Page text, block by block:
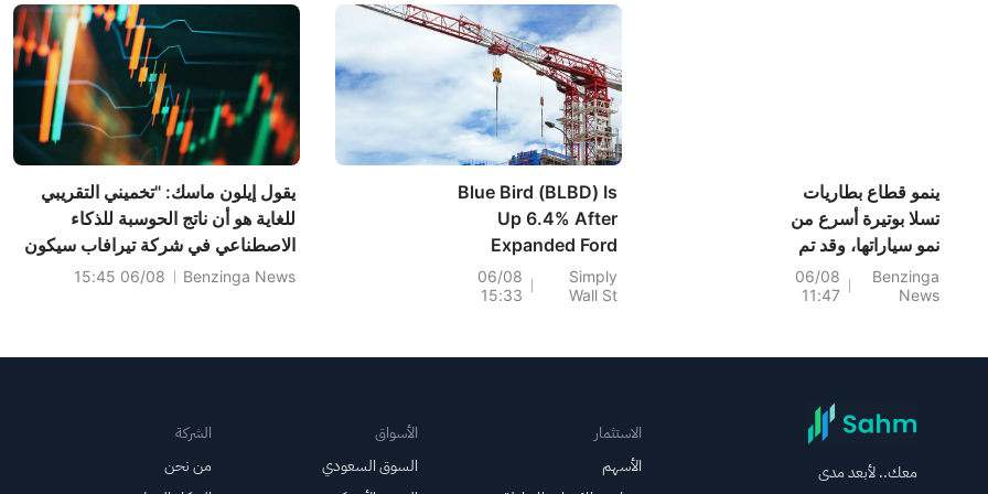
ينمو قطاع بطاريات
تسلا بوتيرة أسرع من
نمو سياراتها، وقد تم
افتتاح مصنع جديد في
تكساس لإنتاج بطاريات
Benzinga
News
06/08
11:47
Blue Bird (BLBD) Is
Up 6.4% After
Expanded Ford
Deal And Q3 Beat
And Raise - Has
Simply
Wall St
06/08
15:33
يقول إيلون ماسك: "تخميني التقريبي
للغاية هو أن ناتج الحوسبة للذكاء
الاصطناعي في شركة تيرافاب سيكون
حوالي 25% لسيارة تسلا أوبتيموسBenzinga News
06/08 15:45
معك.. لأبعد مدى
الاستثمار
الأسهم
الأسواق
السوق السعودي
الشركة
من نحن